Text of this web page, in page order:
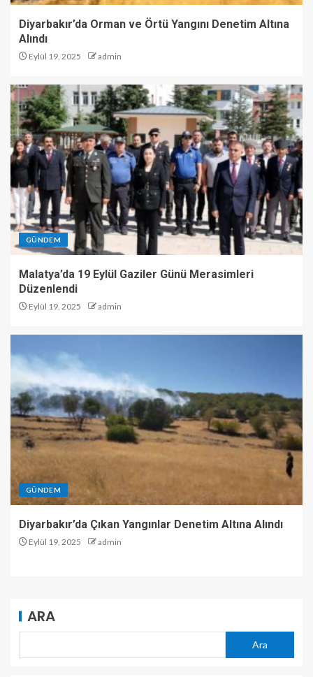
Diyarbakır’da Orman ve Örtü Yangını Denetim Altına
Alındı
Eylül 19, 2025 admin
GÜNDEM
Malatya’da 19 Eylül Gaziler Günü Merasimleri
Düzenlendi
Eylül 19, 2025 admin
GÜNDEM
Diyarbakır’da Çıkan Yangınlar Denetim Altına Alındı
Eylül 19, 2025 admin
ARA
Ara